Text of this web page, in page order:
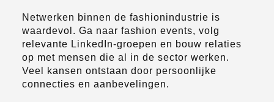
Netwerken binnen de fashionindustrie is
waardevol. Ga naar fashion events, volg
relevante LinkedIn-groepen en bouw relaties
op met mensen die al in de sector werken.
Veel kansen ontstaan door persoonlijke
connecties en aanbevelingen.